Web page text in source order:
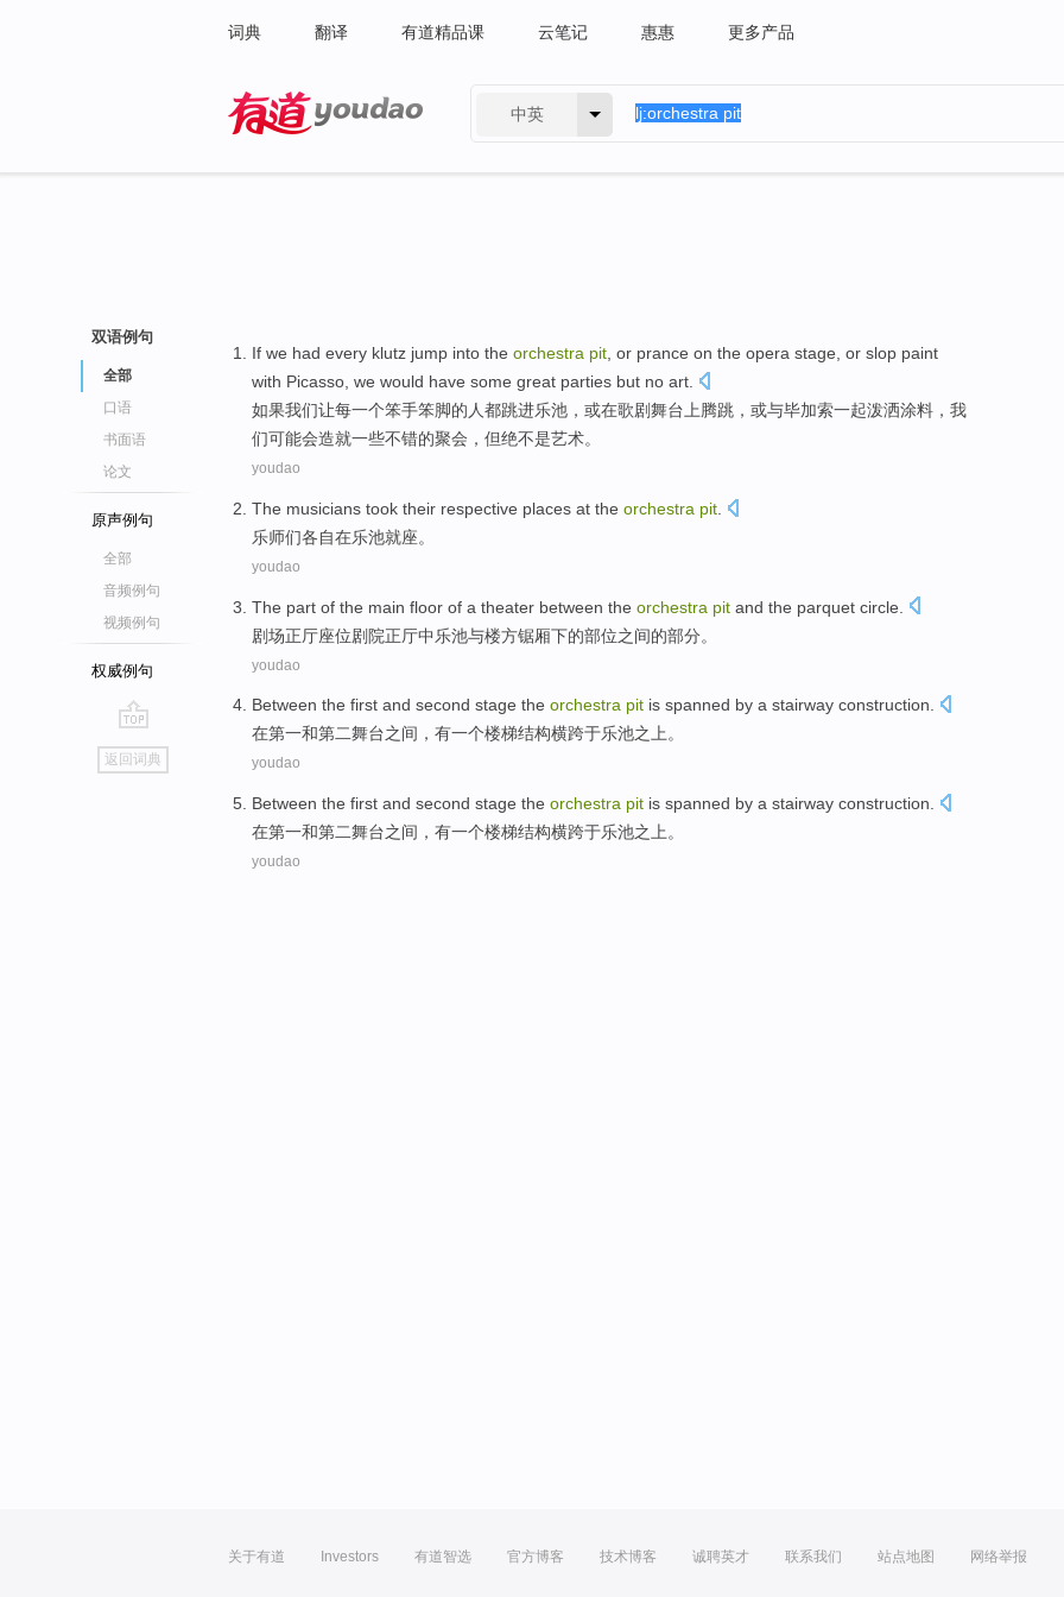
词典 翻译 有道精品课 云笔记 惠惠 更多产品
中英
双语例句
全部
口语
书面语
论文
原声例句
全部
音频例句
视频例句
权威例句
go
top
返回词典
If we had every klutz jump into the orchestra pit or prance on the opera stage , or slop paint
with Picasso , we would have some great parties but no art
如果我们让每一个笨手笨脚的人都跳进乐池 ， 或在歌剧舞台 上腾跳，或与毕加索一起泼洒涂料 ，我
们可能会造就一些不错的聚会 ， 但绝不是艺术。
youdao
The musicians took their respective places at the orchestra pit
乐师们各自在乐池就座。
youdao
The part of the main floor of a theater between the orchestra pit and the parquet circle.
剧场正厅座位剧院正厅中 乐池与楼方锯厢下的部位之间的部分。
youdao
Between the first and second stage the orchestra pit is spanned by a stairway construction.
在第一和第二舞台之间 ， 有一个楼梯结构横跨于乐池之上。
youdao
Between the first and second stage the orchestra pit is spanned by a stairway construction
在第一和第二舞台之间 ， 有一个楼梯结构横跨于乐池之上。
youdao
关于有道 Investors 有道智选 官方博客 技术博客 诚聘英才 联系我们 站点地图 网络举报